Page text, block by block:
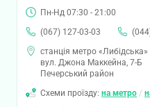
Пн-Нд 07:30 - 21:00
(067) 127-03-03
станція метро «Либідська»
вул. Джона Маккейна, 7-Б
Печерський район
Схеми проїзду: на метро /